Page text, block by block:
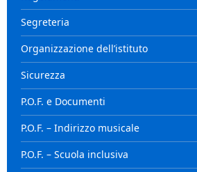
Segreteria
Organizzazione dell’istituto
Sicurezza
P.O.F. e Documenti
P.O.F. – Indirizzo musicale
P.O.F. – Scuola inclusiva